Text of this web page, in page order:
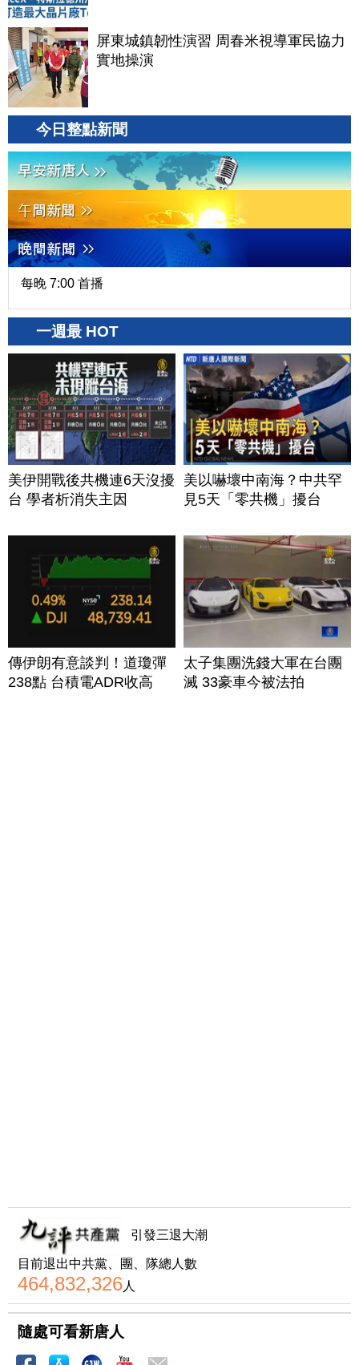
屏東城鎮韌性演習 周春米視導軍民協力
實地操演
今日整點新聞
每晚 7:00 首播
一週最 HOT
美伊開戰後共機連6天沒擾
台 學者析消失主因
美以嚇壞中南海？中共罕
見5天「零共機」擾台
傳伊朗有意談判！道瓊彈
238點 台積電ADR收高
太子集團洗錢大軍在台團
滅 33豪車今被法拍
引發三退大潮
目前退出中共黨、團、隊總人數
464,832,326人
隨處可看新唐人